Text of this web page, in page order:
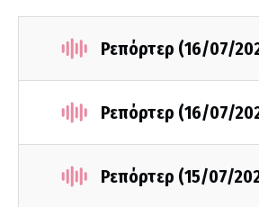
Ρεπόρτερ (16/07/
Ρεπόρτερ (16/07/
Ρεπόρτερ (15/07/